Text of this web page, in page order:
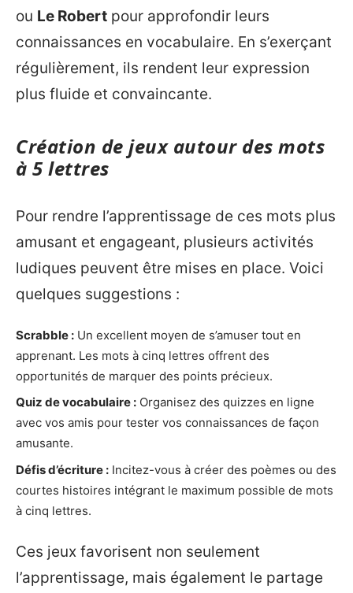
ou Le Robert pour approfondir leurs
connaissances en vocabulaire. En s’exerçant
régulièrement, ils rendent leur expression
plus fluide et convaincante.
Création de jeux autour des mots
à 5 lettres
Pour rendre l’apprentissage de ces mots plus
amusant et engageant, plusieurs activités
ludiques peuvent être mises en place. Voici
quelques suggestions :
Scrabble : Un excellent moyen de s’amuser tout en
apprenant. Les mots à cinq lettres offrent des
opportunités de marquer des points précieux.
Quiz de vocabulaire : Organisez des quizzes en ligne
avec vos amis pour tester vos connaissances de façon
amusante.
Défis d’écriture : Incitez-vous à créer des poèmes ou des
courtes histoires intégrant le maximum possible de mots
à cinq lettres.
Ces jeux favorisent non seulement
l’apprentissage, mais également le partage